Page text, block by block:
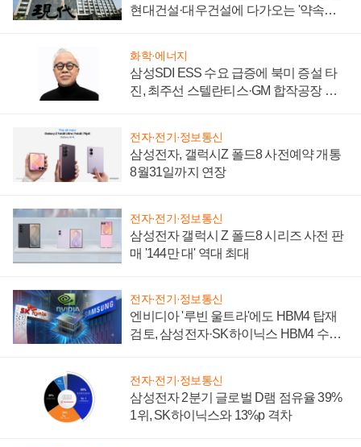
현대건설·대우건설에 다가오는 '약속의
화학·에너지
삼성SDI ESS 수요 급증에 북미 증설 타
진, 최주선 스텔란티스·GM 합작공장 건
전자·전기·정보통신
삼성전자, 갤럭시Z 폴드8 사전예약 개통
8월31일까지 연장
전자·전기·정보통신
삼성전자 갤럭시 Z 폴드8 시리즈 사전 판
매 '144만 대' 역대 최대
전자·전기·정보통신
엔비디아 '루빈 울트라'에도 HBM4 탑재
검토, 삼성전자·SK하이닉스 HBM4 수율
전자·전기·정보통신
삼성전자 2분기 글로벌 D램 점유율 39%
1위, SK하이닉스와 13%p 격차